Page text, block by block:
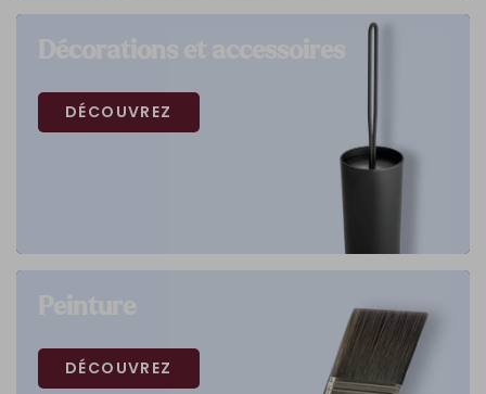
DÉCOUVREZ
DÉCOUVREZ